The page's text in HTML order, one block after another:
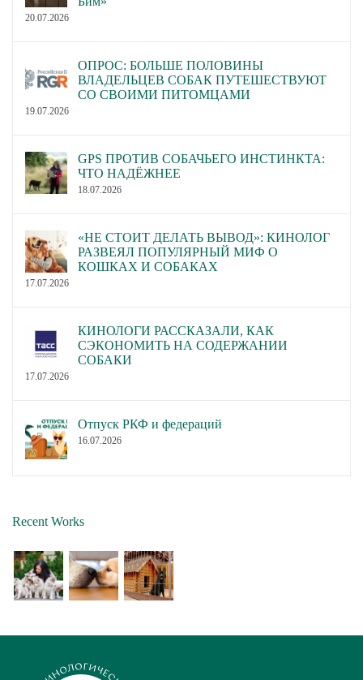
20.07.2026
ОПРОС: БОЛЬШЕ ПОЛОВИНЫ
ВЛАДЕЛЬЦЕВ СОБАК ПУТЕШЕСТВУЮТ
СО СВОИМИ ПИТОМЦАМИ
19.07.2026
GPS ПРОТИВ СОБАЧЬЕГО ИНСТИНКТА:
ЧТО НАДЁЖНЕЕ
18.07.2026
«НЕ СТОИТ ДЕЛАТЬ ВЫВОД»: КИНОЛОГ
РАЗВЕЯЛ ПОПУЛЯРНЫЙ МИФ О
КОШКАХ И СОБАКАХ
17.07.2026
КИНОЛОГИ РАССКАЗАЛИ, КАК
СЭКОНОМИТЬ НА СОДЕРЖАНИИ
СОБАКИ
17.07.2026
Отпуск РКФ и федераций
16.07.2026
Recent Works